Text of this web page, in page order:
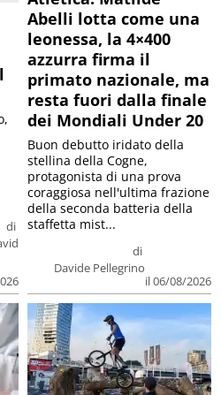
di
Abelli lotta come una
leonessa, la 4×400
azzurra firma il
primato nazionale, ma
resta fuori dalla finale
dei Mondiali Under 20
di
Davide Pellegrino
il 06/08/2026
Buon debutto iridato della
stellina della Cogne,
protagonista di una prova
coraggiosa nell'ultima frazione
della seconda batteria della
staffetta mist...